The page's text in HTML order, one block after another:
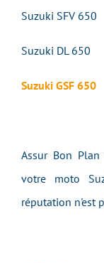
Suzuki SFV 650
Suzuki DL 650
Suzuki GSF 650
Assur Bon
votre moto
réputation n'est